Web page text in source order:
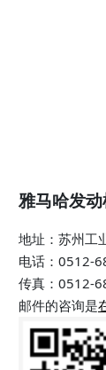
雅马哈发
地址：苏州工
电话：0512-
传真：0512-
邮件的咨询是